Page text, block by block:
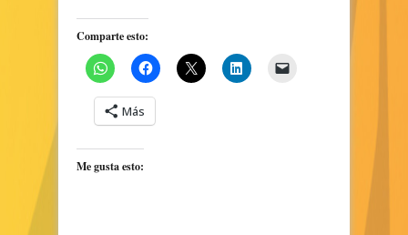
Comparte esto:
Más
Me gusta esto: